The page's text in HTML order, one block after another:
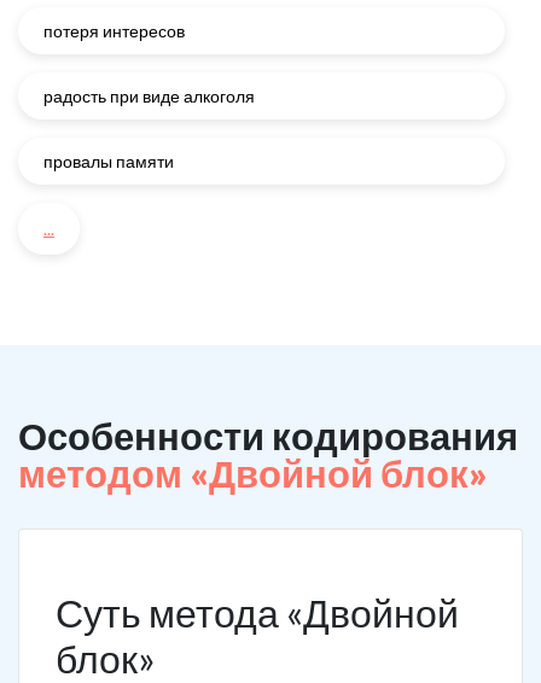
потеря интересов
радость при виде алкоголя
провалы памяти
...
Особенности кодирования
методом «Двойной блок»
Суть метода «Двойной
блок»